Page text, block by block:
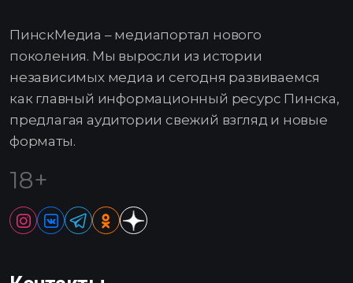
ПинскМедиа – медиапортал нового
поколения. Мы выросли из истории
независимых медиа и сегодня развиваемся
как главный информационный ресурс Пинска,
предлагая аудитории свежий взгляд и новые
форматы.
18+